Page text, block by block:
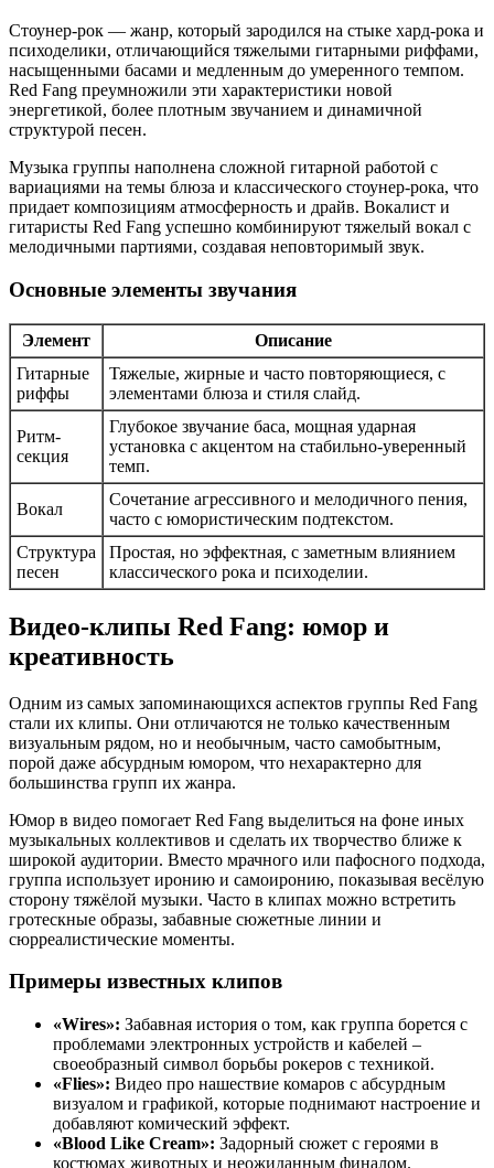
Стоунер-рок — жанр, который зародился на стыке хард-рока и
психоделики, отличающийся тяжелыми гитарными риффами,
насыщенными басами и медленным до умеренного темпом.
Red Fang преумножили эти характеристики новой
энергетикой, более плотным звучанием и динамичной
структурой песен.
Музыка группы наполнена сложной гитарной работой с
вариациями на темы блюза и классического стоунер-рока, что
придает композициям атмосферность и драйв. Вокалист и
гитаристы Red Fang успешно комбинируют тяжелый вокал с
мелодичными партиями, создавая неповторимый звук.
Основные элементы звучания
Элемент
Описание
Гитарные
риффы
Тяжелые, жирные и часто повторяющиеся, с
элементами блюза и стиля слайд.
Ритм-
секция
Глубокое звучание баса, мощная ударная
установка с акцентом на стабильно-уверенный
темп.
Вокал
Сочетание агрессивного и мелодичного пения,
часто с юмористическим подтекстом.
Структура
песен
Простая, но эффектная, с заметным влиянием
классического рока и психоделии.
Видео-клипы Red Fang: юмор и
креативность
Одним из самых запоминающихся аспектов группы Red Fang
стали их клипы. Они отличаются не только качественным
визуальным рядом, но и необычным, часто самобытным,
порой даже абсурдным юмором, что нехарактерно для
большинства групп их жанра.
Юмор в видео помогает Red Fang выделиться на фоне иных
музыкальных коллективов и сделать их творчество ближе к
широкой аудитории. Вместо мрачного или пафосного подхода,
группа использует иронию и самоиронию, показывая весёлую
сторону тяжёлой музыки. Часто в клипах можно встретить
гротескные образы, забавные сюжетные линии и
сюрреалистические моменты.
Примеры известных клипов
«Wires»: Забавная история о том, как группа борется с
проблемами электронных устройств и кабелей –
своеобразный символ борьбы рокеров с техникой.
«Flies»: Видео про нашествие комаров с абсурдным
визуалом и графикой, которые поднимают настроение и
добавляют комический эффект.
«Blood Like Cream»: Задорный сюжет с героями в
костюмах животных и неожиданным финалом.